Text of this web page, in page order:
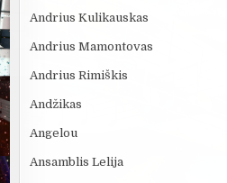
Andrius Kulikauskas
Andrius Mamontovas
Andrius Rimiškis
Andžikas
Angelou
Ansamblis Lelija